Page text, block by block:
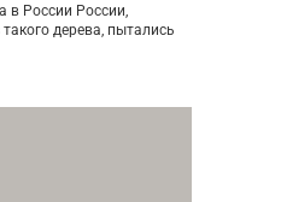
в России России,
дерева, пытались